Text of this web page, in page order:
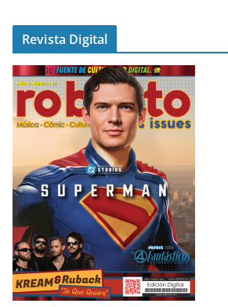
Revista Digital